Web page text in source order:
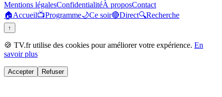
Mentions légalesConfidentialitéÀ proposContact
🏠Accueil📺Programme🌙Ce soir🔴Direct🔍Recherche
↑
🍪 TV.fr utilise des cookies pour améliorer votre expérience. En
savoir plus
Accepter Refuser